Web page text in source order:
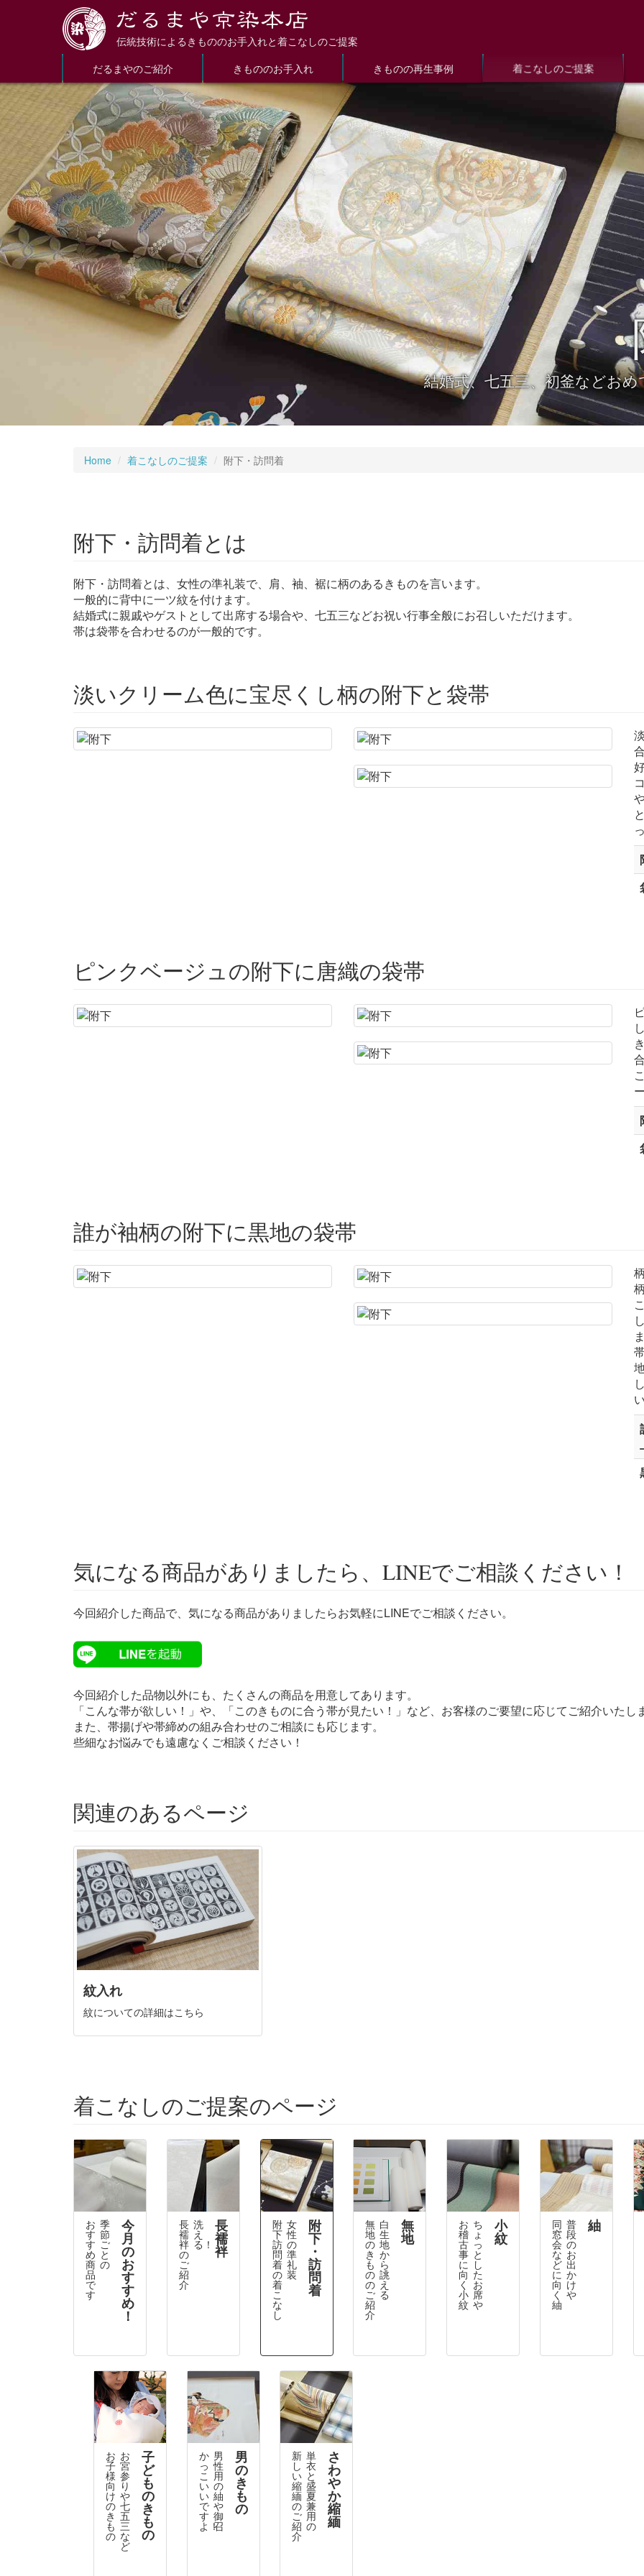
伝統技術によるきもののお手入れと着こなしのご提案
だるまやのご紹介
きもののお手入れ きものの再生事例 着こなしのご提案
結婚式、七五三、初釜などお
Home 着こなしのご提案 附下・訪問着
附下・訪問着とは
附下・訪問着とは、女性の準礼装で、肩、袖、裾に柄のあるきものを言います。
一般的に背中に一ツ紋を付けます。
結婚式に親戚やゲストとして出席する場合や、七五三などお祝い行事全般にお召しいただけます。
帯は袋帯を合わせるのが一般的です。
淡いクリーム色に宝尽くし柄の附下と袋帯
ピンクベージュの附下に唐織の袋帯
誰が袖柄の附下に黒地の袋帯
気になる商品がありましたら、LINEでご相談ください！
今回紹介した商品で、気になる商品がありましたらお気軽にLINEでご相談ください。
今回紹介した品物以外にも、たくさんの商品を用意してあります。
「こんな帯が欲しい！」や、「このきものに合う帯が見たい！」など、お客様のご要望に応じてご紹介いたし
また、帯揚げや帯締めの組み合わせのご相談にも応じます。
些細なお悩みでも遠慮なくご相談ください！
関連のあるページ
紋入れ
紋についての詳細はこちら
着こなしのご提案のページ
今
月
の
お
す
す
め
！
季
節
ご
と
の
お
す
す
め
商
品
で
す
長
襦
袢
洗
え
る！！
長
襦
袢
の
ご
紹
介
附
下
・
訪
問
着
女
性
の
準
礼
装
附
下
訪
問
着
の
着
こ
な
し
無
地
白
生
地
か
ら
誂
え
る
無
地
の
き
も
の
の
ご
紹
介
小
紋
ち
ょ
っ
と
し
た
お
席
や
お
稽
古
事
に
向
く
小
紋
紬
普
段
の
お
出
か
け
や
同
窓
会
な
ど
に
向
く
紬
子
ど
も
の
き
も
の
お
宮
参
り
や
七
五
三
な
ど
お
子
様
向
け
の
き
も
の
男
の
き
も
の
男
性
用
の
紬
や
御
召
か
っ
こ
い
い
で
す
よ！
さ
わ
や
か
縮
緬
単
衣
と
盛
夏
兼
用
の
新
し
い
縮
緬
の
ご
紹
介